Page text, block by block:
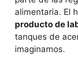
alimentaria. El
producto de
tanques de
imaginamos.